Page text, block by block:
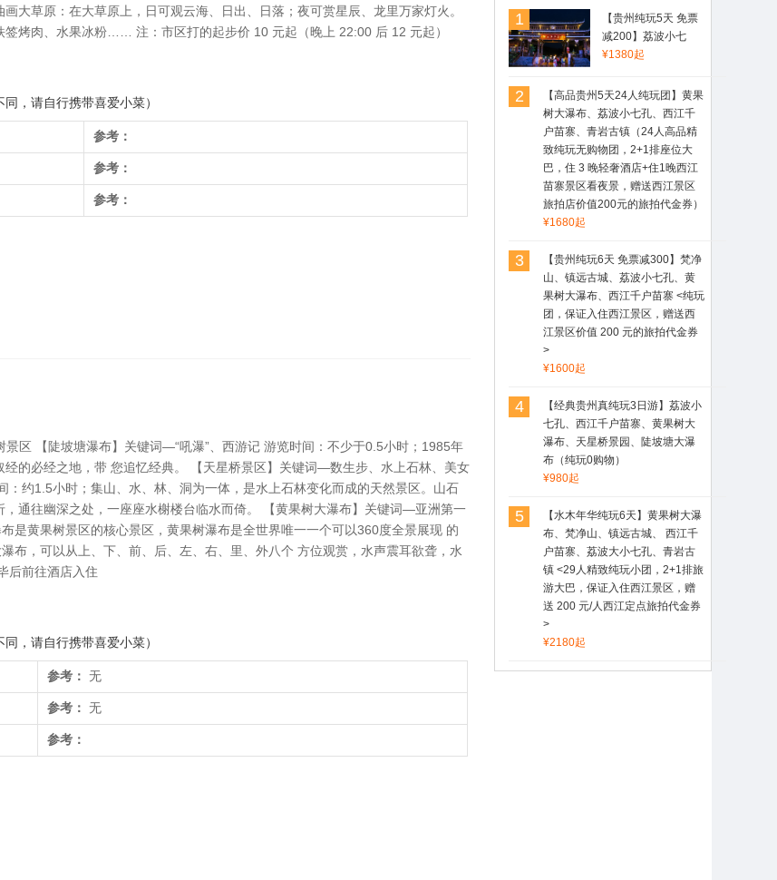
大草原：在大草原上，日可观云海、日出、日落；夜可赏星辰、龙里万家灯火。
烤肉、水果冰粉…… 注：市区打的起步价 10 元起（晚上 22:00 后 12 元起）
，请自行携带喜爱小菜）
参考：
参考：
参考：
区 【陡坡塘瀑布】关键词—“吼瀑”、西游记 游览时间：不少于0.5小时；1985年
的必经之地，带 您追忆经典。 【天星桥景区】关键词—数生步、水上石林、美女
约1.5小时；集山、水、林、洞为一体，是水上石林变化而成的天然景区。山石
，通往幽深之处，一座座水榭楼台临水而倚。 【黄果树大瀑布】关键词—亚洲第一
是黄果树景区的核心景区，黄果树瀑布是全世界唯一一个可以360度全景展现 的
布，可以从上、下、前、后、左、右、里、外八个 方位观赏，水声震耳欲聋，水
后前往酒店入住
，请自行携带喜爱小菜）
参考： 无
参考： 无
参考：
最开心的一次旅行！领队潘导特
别专业！行程中一直在讲解，从
贵州的历史讲到贵州的人文、从
贵州的景点再到贵州的小吃，
1
【贵州纯玩5天 免票
减200】荔波小七
孔、黄果树大瀑布、
古镇（不进购物店，
真正的纯玩，住1晚
西江苗寨景区看夜
景，赠送苗服换装价
值200元的旅拍代金
券）
¥1380起
2
【高品贵州5天24人纯玩团】黄果
树大瀑布、荔波小七孔、西江千
户苗寨、青岩古镇（24人高品精
致纯玩无购物团，2+1排座位大
巴，住 3 晚轻奢酒店+住1晚西江
苗寨景区看夜景，赠送西江景区
旅拍店价值200元的旅拍代金券）
¥1680起
3
【贵州纯玩6天 免票减300】梵净
山、镇远古城、荔波小七孔、黄
果树大瀑布、西江千户苗寨 <纯玩
团，保证入住西江景区，赠送西
江景区价值 200 元的旅拍代金券
>
¥1600起
4
【经典贵州真纯玩3日游】荔波小
七孔、西江千户苗寨、黄果树大
瀑布、天星桥景园、陡坡塘大瀑
布（纯玩0购物）
¥980起
5
【水木年华纯玩6天】黄果树大瀑
布、梵净山、镇远古城、 西江千
户苗寨、荔波大小七孔、青岩古
镇 <29人精致纯玩小团，2+1排旅
游大巴，保证入住西江景区，赠
送 200 元/人西江定点旅拍代金券
>
¥2180起